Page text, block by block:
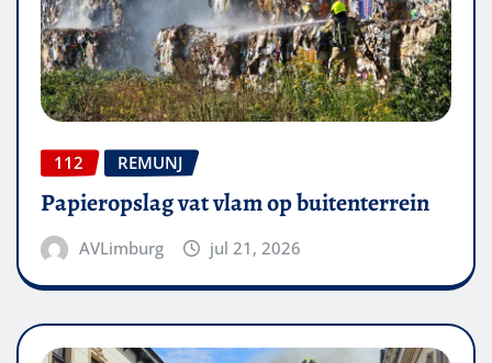
112 REMUNJ
Papieropslag vat vlam op buitenterrein
AVLimburg jul 21, 2026